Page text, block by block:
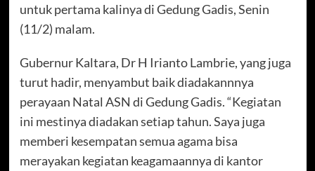
untuk pertama kalinya di Gedung Gadis, Senin
(11/2) malam.
Gubernur Kaltara, Dr H Irianto Lambrie, yang juga
turut hadir, menyambut baik diadakannnya
perayaan Natal ASN di Gedung Gadis. “Kegiatan
ini mestinya diadakan setiap tahun. Saya juga
memberi kesempatan semua agama bisa
merayakan kegiatan keagamaannya di kantor